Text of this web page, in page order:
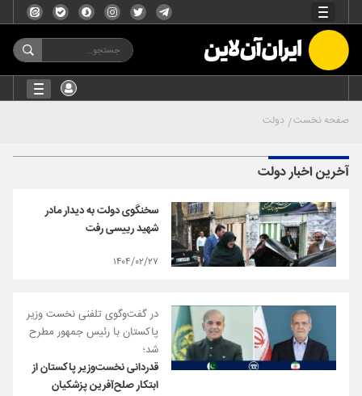
صفحه نخست دولت
آخرین اخبار دولت
سخنگوی دولت به دیدار مادر
شهید رییسی رفت
۱۴۰۴/۰۲/۲۷
در گفت‌وگوی تلفنی نخست وزیر
پاکستان با رئیس جمهور مطرح
شد؛
قدردانی نخست‌وزیر پاکستان از
ابتکار صلح‌آفرین پزشکیان